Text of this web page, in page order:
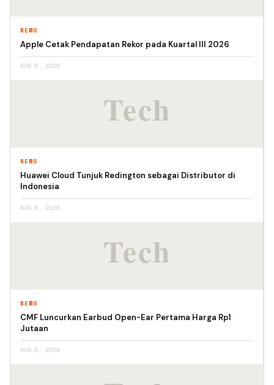
NEWS
Apple Cetak Pendapatan Rekor pada Kuartal III 2026
AUG 5, 2026
NEWS
Huawei Cloud Tunjuk Redington sebagai Distributor di
Indonesia
AUG 5, 2026
NEWS
CMF Luncurkan Earbud Open-Ear Pertama Harga Rp1
Jutaan
AUG 5, 2026